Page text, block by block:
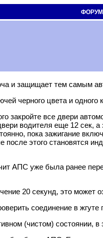
ФОРУМ
и защищает тем самым
черного цвета и одного
закройте все двери
водителя еще 12 сек,
пока зажигание
этого становятся
АПС уже была ранее
20 секунд, это может
соединение в
(чистом) состоянии, в